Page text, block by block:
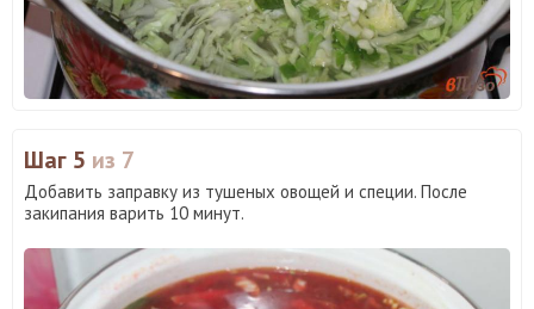
Шаг 5 из 7
Добавить заправку из тушеных овощей и специи. После
закипания варить 10 минут.